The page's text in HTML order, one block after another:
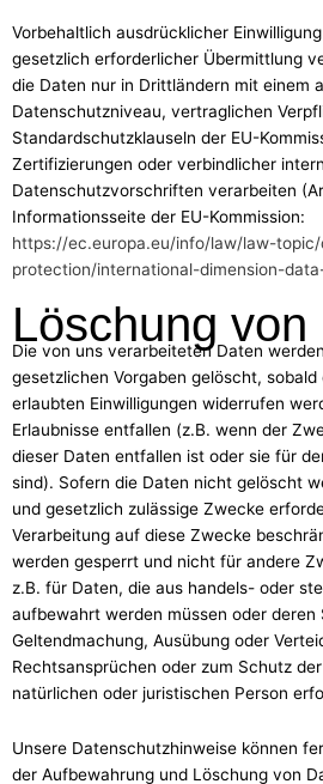
Vorbehaltlich ausdrücklicher
gesetzlich erforderlicher Übermittlung
die Daten nur in Drittländern mit einem
Datenschutzniveau, vertraglichen
Standardschutzklauseln der EU-
Zertifizierungen oder verbindlicher
Datenschutzvorschriften verarbeiten
Informationsseite der EU-Kommission:
https://ec.europa.eu/info/law/law-
protection/international-dimension-
Löschung von
Die von uns verarbeiteten Daten
gesetzlichen Vorgaben gelöscht,
erlaubten Einwilligungen widerrufen
Erlaubnisse entfallen (z.B. wenn der
dieser Daten entfallen ist oder sie für
sind). Sofern die Daten nicht gelöscht
und gesetzlich zulässige Zwecke
Verarbeitung auf diese Zwecke
werden gesperrt und nicht für andere
z.B. für Daten, die aus handels- oder
aufbewahrt werden müssen oder deren
Geltendmachung, Ausübung oder
Rechtsansprüchen oder zum Schutz
natürlichen oder juristischen Person
Unsere Datenschutzhinweise können
der Aufbewahrung und Löschung von